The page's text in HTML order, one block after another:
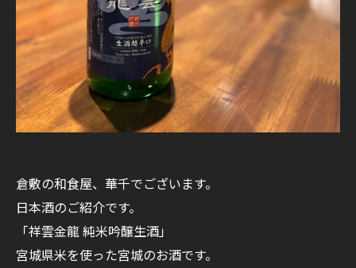
倉敷の和食屋、華千でございます。
日本酒のご紹介です。
「祥雲金龍 純米吟醸生酒」
宮城県米を使った宮城のお酒です。